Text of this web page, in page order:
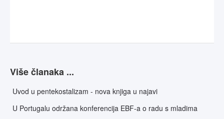
Više članaka ...
Uvod u pentekostalizam - nova knjiga u najavi
U Portugalu održana konferencija EBF-a o radu s mladima